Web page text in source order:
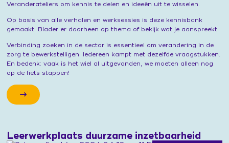
Veranderateliers om kennis te delen en ideeën uit te wisselen.
Op basis van alle verhalen en werksessies is deze kennisbank
gemaakt. Blader er doorheen op thema of bekijk wat je aanspreekt.
Verbinding zoeken in de sector is essentieel om verandering in de
zorg te bewerkstelligen. Iedereen kampt met dezelfde vraagstukken.
En bedenk: vaak is het wiel al uitgevonden, we moeten alleen nog
op de fiets stappen!
Leerwerkplaats duurzame inzetbaarheid